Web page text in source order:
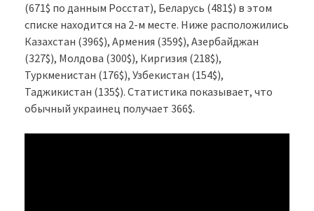
(671$ по данным Росстат), Беларусь (481$) в этом
списке находится на 2-м месте. Ниже расположились
Казахстан (396$), Армения (359$), Азербайджан
(327$), Молдова (300$), Киргизия (218$),
Туркменистан (176$), Узбекистан (154$),
Таджикистан (135$). Статистика показывает, что
обычный украинец получает 366$.